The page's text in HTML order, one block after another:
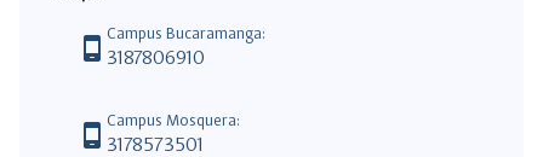
phone_android Campus Bucaramanga:
3187806910
phone_android Campus Mosquera:
3178573501